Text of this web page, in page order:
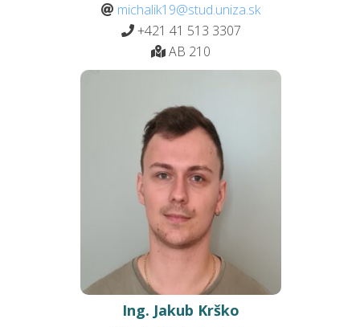
michalik19@stud.uniza.sk
+421 41 513 3307
AB 210
Ing. Jakub Krško